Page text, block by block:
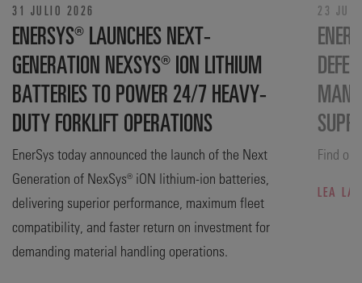
31 JULIO 2026
ENERSYS® LAUNCHES NEXT-
GENERATION NEXSYS® ION LITHIUM
BATTERIES TO POWER 24/7 HEAVY-
DUTY FORKLIFT OPERATIONS
EnerSys today announced the launch of the Next
Generation of NexSys® iON lithium-ion batteries,
delivering superior performance, maximum fleet
compatibility, and faster return on investment for
demanding material handling operations.
23
Find
LEA LA